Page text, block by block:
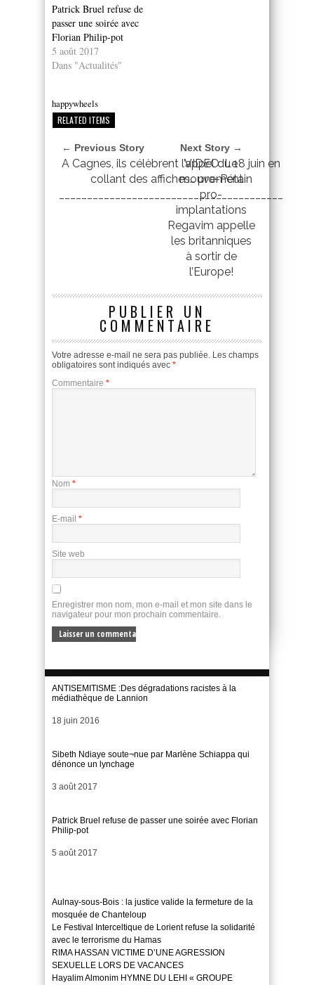
Patrick Bruel refuse de
passer une soirée avec
Florian Philip-pot
5 août 2017
Dans "Actualités"
happywheels
RELATED ITEMS
← Previous Story
A Cagnes, ils célèbrent l’appel du 18 juin en
collant des affiches… pro-Pétain
________________________________________
Next Story →
VIDEO :Le
mouvement
pro-
implantations
Regavim appelle
les britanniques
à sortir de
l’Europe!
PUBLIER UN
COMMENTAIRE
Votre adresse e-mail ne sera pas publiée. Les champs
obligatoires sont indiqués avec *
Commentaire *
Nom *
E-mail *
Site web
Enregistrer mon nom, mon e-mail et mon site dans le
navigateur pour mon prochain commentaire.
ANTISEMITISME :Des dégradations racistes à la
médiathèque de Lannion
Date
18 juin 2016
Sibeth Ndiaye soute¬nue par Marlène Schiappa qui
dénonce un lynchage
Date
3 août 2017
Patrick Bruel refuse de passer une soirée avec Florian
Philip-pot
Date
5 août 2017
Aulnay-sous-Bois : la justice valide la fermeture de la
mosquée de Chanteloup
Le Festival Interceltique de Lorient refuse la solidarité
avec le terrorisme du Hamas
RIMA HASSAN VICTIME D’UNE AGRESSION
SEXUELLE LORS DE VACANCES
Hayalim Almonim HYMNE DU LEHI « GROUPE